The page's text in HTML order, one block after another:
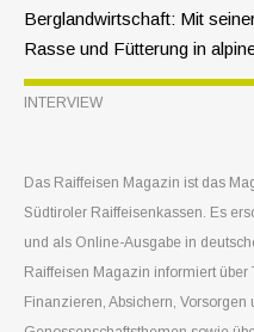
Berglandwirtschaft: Mit
Rasse und Fütterung in
Milchproduktionssystemen
Thomas Zanon von der
Arbeit wurde er mit dem
INTERVIEW
Das Raiffeisen Magazin ist das
Südtiroler Raiffeisenkassen. Es
und als Online-Ausgabe in
Raiffeisen Magazin informiert über
Finanzieren, Absichern, Vorsorgen